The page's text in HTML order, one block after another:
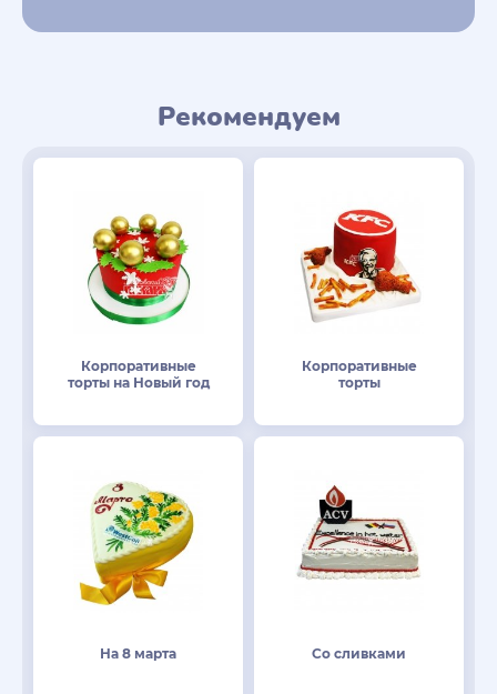
Рекомендуем
Корпоративные
торты на Новый год
Корпоративные
торты
На 8 марта Со сливками